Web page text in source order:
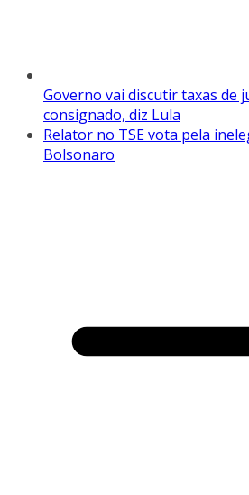
Governo vai discutir taxas de
consignado, diz Lula
Relator no TSE vota pela
Bolsonaro